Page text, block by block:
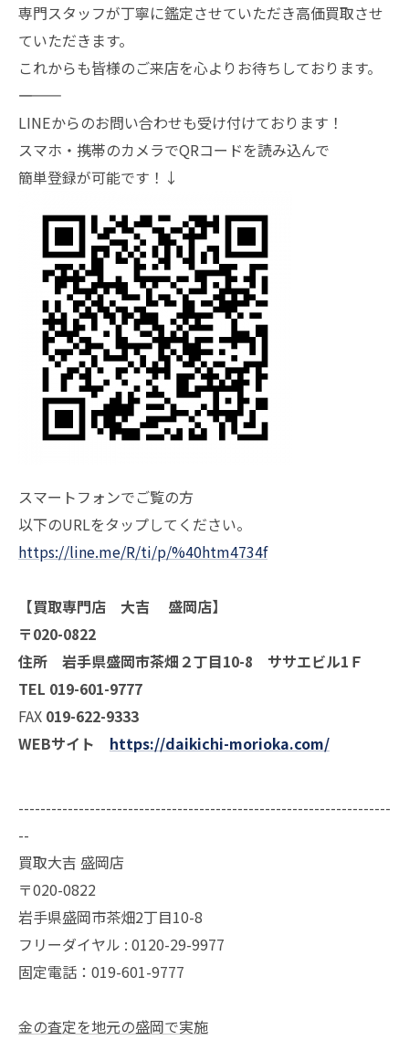
専門スタッフが丁寧に鑑定させていただき高価買取させ
ていただきます。
これからも皆様のご来店を心よりお待ちしております。
―――――――
LINEからのお問い合わせも受け付けております！
スマホ・携帯のカメラでQRコードを読み込んで
簡単登録が可能です！↓
スマートフォンでご覧の方
以下のURLをタップしてください。
https://line.me/R/ti/p/%40htm4734f
【買取専門店 大吉 盛岡店】
〒020-0822
住所 岩手県盛岡市茶畑２丁目10-8 ササエビル1Ｆ
TEL 019-601-9777
FAX 019-622-9333
WEBサイト https://daikichi-morioka.com/
--------------------------------------------------------------------
--
買取大吉 盛岡店
〒020-0822
岩手県盛岡市茶畑2丁目10-8
フリーダイヤル : 0120-29-9977
固定電話：019-601-9777
金の査定を地元の盛岡で実施